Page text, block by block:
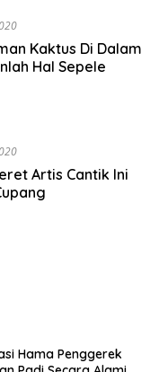
Kaktus Di Dalam
Hal Sepele
Artis Cantik Ini
Hama Penggerek